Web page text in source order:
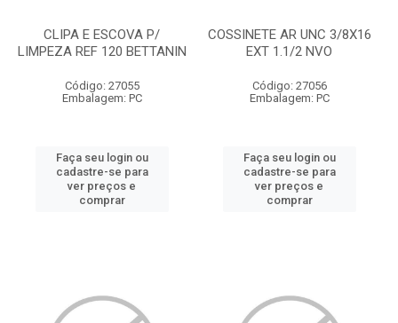
CLIPA E ESCOVA P/
LIMPEZA REF 120 BETTANIN
Código: 27055
Embalagem: PC
Faça seu login ou
cadastre-se para
ver preços e
comprar
COSSINETE AR UNC 3/8X16
EXT 1.1/2 NVO
Código: 27056
Embalagem: PC
Faça seu login ou
cadastre-se para
ver preços e
comprar